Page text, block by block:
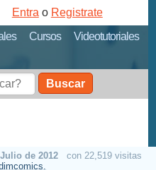
Cursos
Videotutoriales
Entra o Registrate
Buscar
de 2012
con 22,519 visitas